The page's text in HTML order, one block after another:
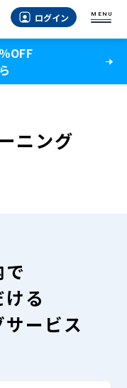
ログイン MENU
OFF
ニング
る
ービス